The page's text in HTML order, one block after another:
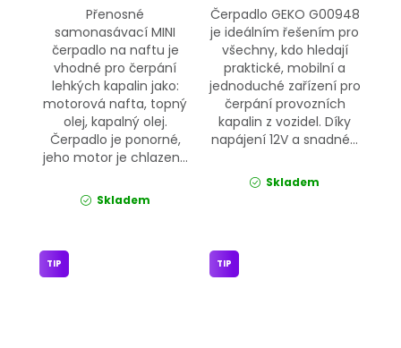
Přenosné
samonasávací MINI
čerpadlo na naftu je
vhodné pro čerpání
lehkých kapalin jako:
motorová nafta, topný
olej, kapalný olej.
Čerpadlo je ponorné,
jeho motor je chlazen...
Skladem
Čerpadlo GEKO G00948
je ideálním řešením pro
všechny, kdo hledají
praktické, mobilní a
jednoduché zařízení pro
čerpání provozních
kapalin z vozidel. Díky
napájení 12V a snadné...
Skladem
TIP TIP